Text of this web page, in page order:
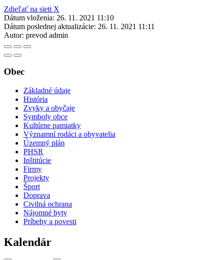
Zdieľať na sieti X
Dátum vloženia: 26. 11. 2021 11:10
Dátum poslednej aktualizácie: 26. 11. 2021 11:11
Autor: prevod admin
Obec
Základné údaje
História
Zvyky a obyčaje
Symboly obce
Kultúrne pamiatky
Významní rodáci a obyvatelia
Územný plán
PHSR
Inštitúcie
Firmy
Projekty
Šport
Doprava
Civilná ochrana
Nájomné byty
Príbehy a povesti
Kalendár